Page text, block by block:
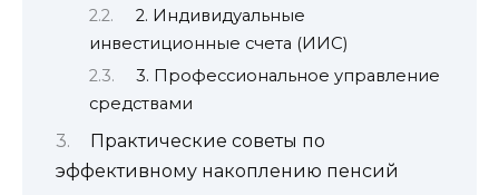
2. Индивидуальные
инвестиционные счета (ИИС)
3. Профессиональное управление
средствами
Практические советы по
эффективному накоплению пенсий